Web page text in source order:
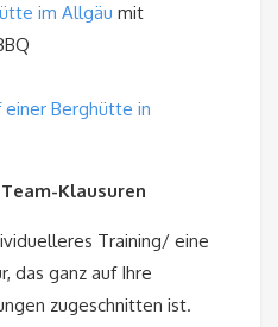
im Allgäu mit
einer Berghütte in
Klausuren
Training/ eine
das ganz auf Ihre
zugeschnitten ist.